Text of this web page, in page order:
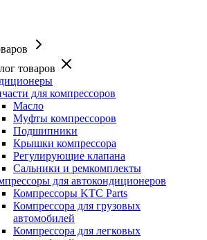
товаров
для компрессоров
Масло
Муфты компрессоров
Подшипники
Крышки компрессора
Регулирующие клапана
Сальники и ремкомплекты
для автокондиционеров
Компрессоры KTC Parts
Компрессора для грузовых
автомобилей
Компрессора для легковых